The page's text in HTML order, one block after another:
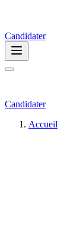
Candidater
Candidater
Accueil